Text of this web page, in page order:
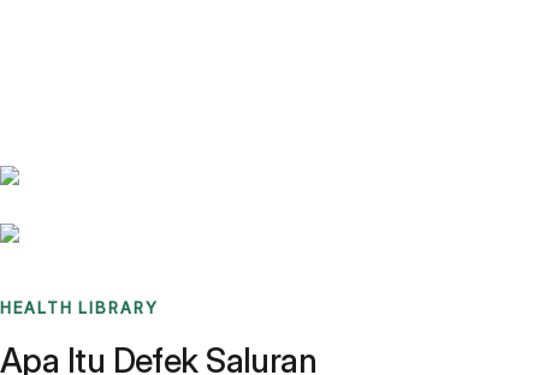
HEALTH LIBRARY
Apa Itu Defek Saluran